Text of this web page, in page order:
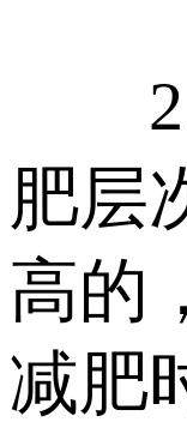
2
肥层
高的
减肥